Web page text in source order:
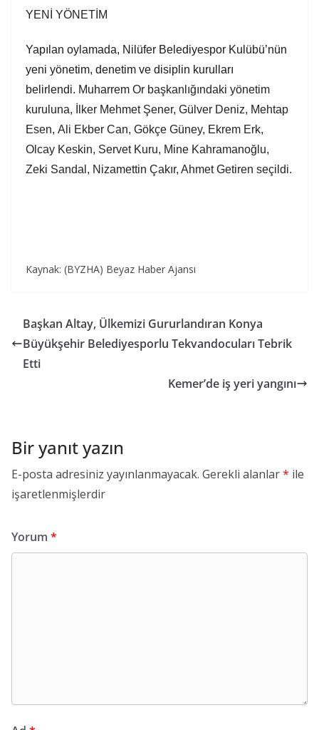
YENİ YÖNETİM
Yapılan oylamada, Nilüfer Belediyespor Kulübü’nün
yeni yönetim, denetim ve disiplin kurulları
belirlendi. Muharrem Or başkanlığındaki yönetim
kuruluna, İlker Mehmet Şener, Gülver Deniz, Mehtap
Esen, A li Ekber Can, Gökçe Güney, Ekrem Erk,
Olcay Keskin, Servet Kuru, Mine Kahramanoğlu,
Zeki Sandal, Nizamettin Çakır, Ahmet Getiren seçildi.
Kaynak: (BYZHA) Beyaz Haber Ajansı
Başkan Altay, Ülkemizi Gururlandıran Konya
Büyükşehir Belediyesporlu Tekvandocuları Tebrik
Etti
Kemer’de iş yeri yangını
Bir yanıt yazın
E-posta adresiniz yayınlanmayacak. Gerekli alanlar* ile
işaretlenmişlerdir
Yorum *